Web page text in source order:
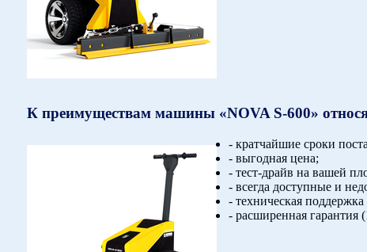
К преимуществам машины «NOVA S-600»
- кратчайшие сроки
- выгодная цена;
- тест-драйв на вашей
- всегда доступные и
- техническая
- расширенная гарантия